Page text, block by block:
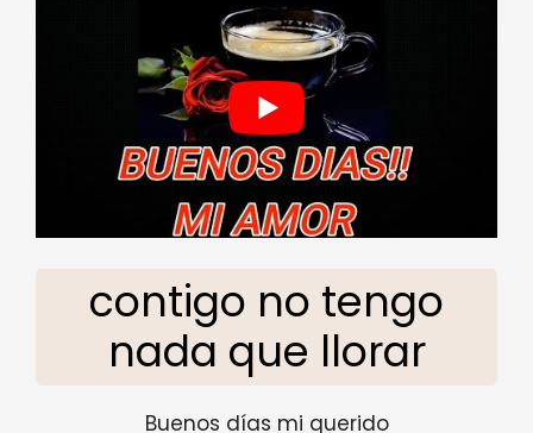
contigo no tengo
nada que llorar
Buenos días mi querido